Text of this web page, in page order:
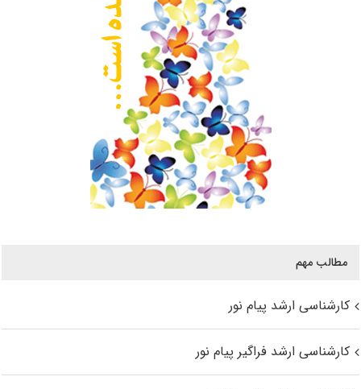
مطالب مهم
کارشناسی ارشد پیام نور
کارشناسی ارشد فراگیر پیام نور